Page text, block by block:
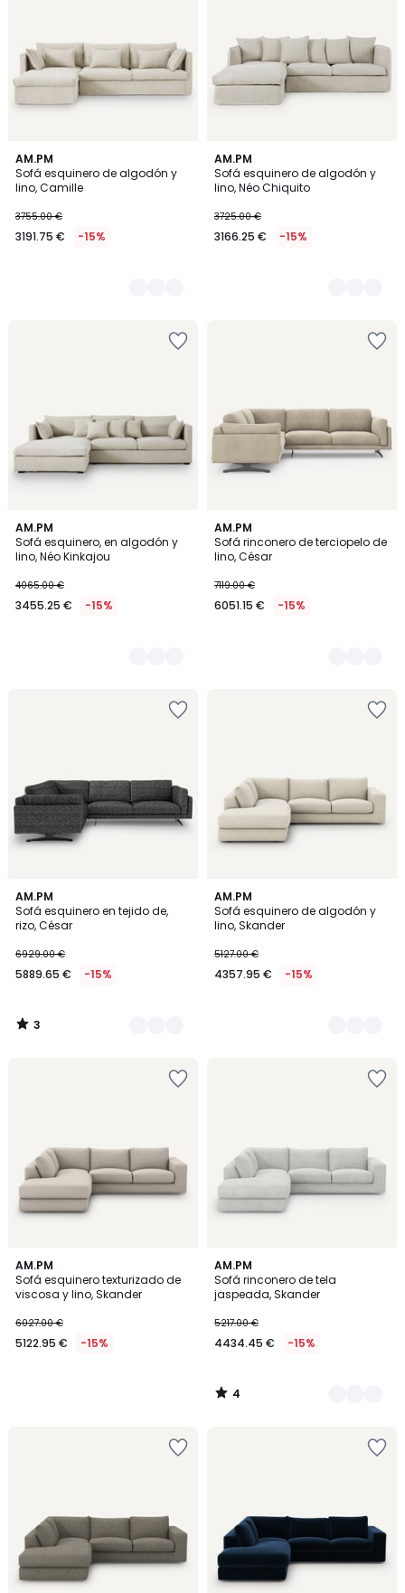
AM.PM
Sofá esquinero de algodón y
lino, Camille
3755.00 €
3191.75 € -15%
4
Colores
AM.PM
Sofá esquinero de algodón y
lino, Néo Chiquito
3725.00 €
3166.25 € -15%
3
Colores
AM.PM
Sofá esquinero, en algodón y
lino, Néo Kinkajou
4065.00 €
3455.25 € -15%
4
Colores
AM.PM
Sofá rinconero de terciopelo de
lino, César
7119.00 €
6051.15 € -15%
5
Colores
AM.PM
Sofá esquinero en tejido de,
rizo, César
6929.00 €
5889.65 € -15%
3
/
5
3
Colores
3
/
AM.PM
Sofá esquinero de algodón y
lino, Skander
5127.00 €
4357.95 € -15%
3
Colores
AM.PM
Sofá esquinero texturizado de
viscosa y lino, Skander
6027.00 €
5122.95 € -15%
AM.PM
Sofá rinconero de tela
jaspeada, Skander
5217.00 €
4434.45 € -15%
4
/
5
4
Colores
4
/